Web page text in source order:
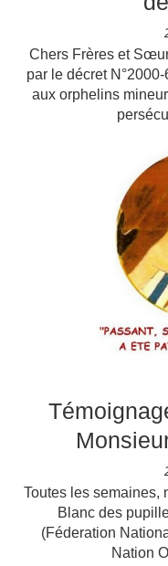
Chers Frères et
par le décret
aux orphelins
Toutes les semaines,
Blanc des
(Féderation
Nation